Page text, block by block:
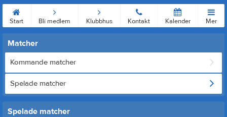
Start Bli medlem Klubbhus Kontakt Kalender Mer
Matcher
Kommande matcher
Spelade matcher
Spelade matcher